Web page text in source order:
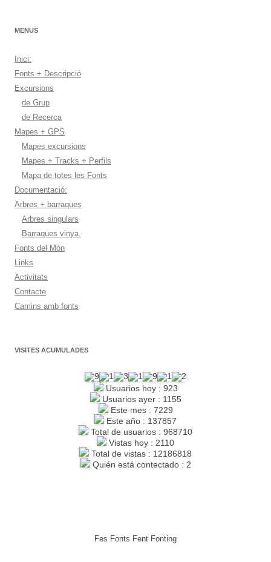
MENUS
Inici:
Fonts + Descripció
Excursions
de Grup
de Recerca
Mapes + GPS
Mapes excursions
Mapes + Tracks + Perfils
Mapa de totes les Fonts
Documentació:
Arbres + barraques
Arbres singulars
Barraques vinya.
Fonts del Món
Links
Activitats
Contacte
Camins amb fonts
VISITES ACUMULADES
Usuarios hoy : 923
Usuarios ayer : 1155
Este mes : 7229
Este año : 137857
Total de usuarios : 968710
Vistas hoy : 2110
Total de vistas : 12186818
Quién está contectado : 2
Fes Fonts Fent Fonting